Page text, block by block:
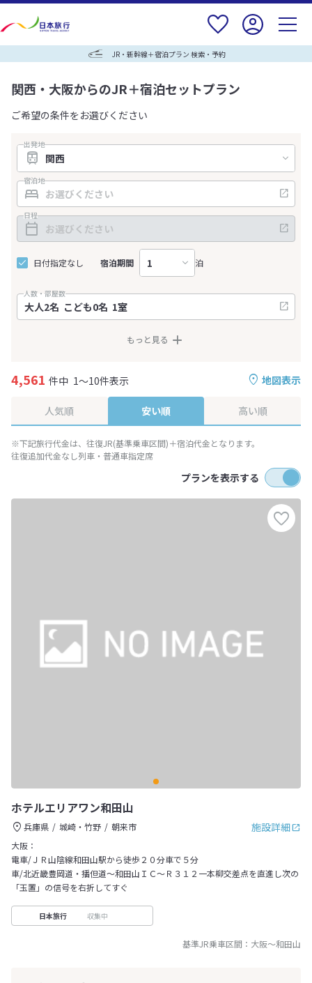
JR・新幹線＋宿泊プラン 検索・予約
関西・大阪からのJR＋宿泊セットプラン
ご希望の条件をお選びください
出発地
宿泊地
日程
日付指定なし 宿泊期間 泊
人数・部屋数
もっと見る
地図表示
4,561 件中 1～10件表示
人気順 安い順 高い順
※下記旅行代金は、往復JR(基準乗車区間)＋宿泊代金となります。
往復追加代金なし列車・普通車指定席
プランを表示する
ホテルエリアワン和田山
施設詳細
兵庫県 城崎・竹野
朝来市
大阪：
電車/ＪＲ山陰線和田山駅から徒歩２０分車で５分
車/北近畿豊岡道・播但道～和田山ＩＣ～Ｒ３１２一本柳交差点を直進し次の
「玉置」の信号を右折してすぐ
日本旅行 収集中
基準JR乗車区間： 大阪～和田山